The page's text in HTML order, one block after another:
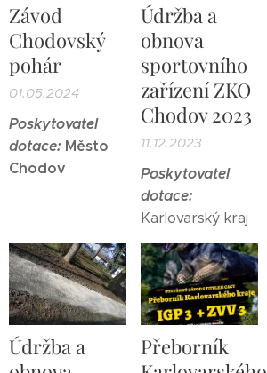
Závod
Chodovský
pohár
01.05.2024
Poskytovatel
dotace: Město
Chodov
Údržba a
obnova
sportovního
zařízení ZKO
Chodov 2023
11.12.2023
Poskytovatel
dotace:
Karlovarský kraj
Údržba a
Přeborník